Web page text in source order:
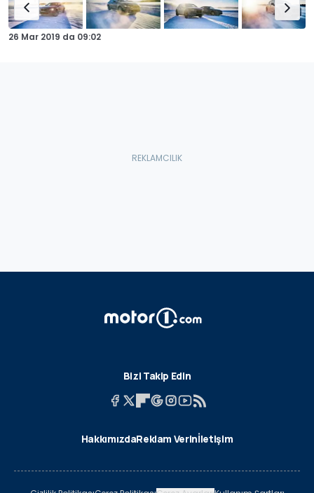
26 Mar 2019 da 09:02
Bizi Takip Edin
HakkımızdaReklam Verinİletişim